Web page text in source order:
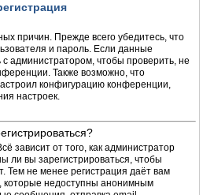
причин. Прежде всего убедитесь, что
и пароль. Если данные
администратором, чтобы проверить, не
Также возможно, что
конфигурацию конференции,
настроек.
зависит от того, как администратор
ли вы зарегистрироваться, чтобы
Тем не менее регистрация даёт вам
которые недоступны анонимным